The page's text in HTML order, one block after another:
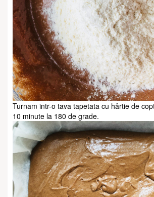
Turnam intr-o tava tapetata cu hârtie de
10 minute la 180 de grade.